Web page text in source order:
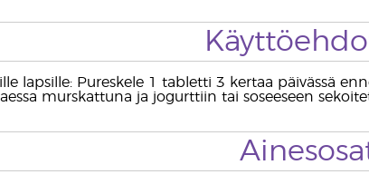
lapsille: Pureskele 1 tabletti 3 kertaa päivässä
murskattuna ja jogurttiin tai soseeseen